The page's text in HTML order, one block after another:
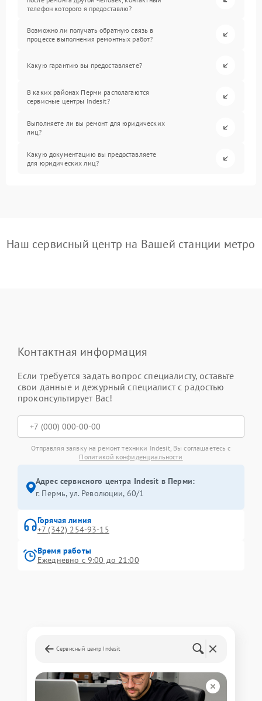
телефон которого я предоставлю?
Возможно ли получать обратную связь в
процессе выполнения ремонтных работ?
Какую гарантию вы предоставляете?
В каких районах Перми располагаются
сервисные центры Indesit?
Выполняете ли вы ремонт для юридических
лиц?
Какую документацию вы предоставляете
для юридических лиц?
Наш сервисный центр на Вашей станции метро
Контактная информация
Если требуется задать вопрос специалисту, оставьте
свои данные и дежурный специалист с радостью
проконсультирует Вас!
Отправляя заявку на ремонт техники Indesit, Вы соглашаетесь с
Политикой конфиденциальности
Адрес сервисного центра Indesit в Перми:
г. Пермь, ул. ​Революции, 60/1
Горячая линия
+7 (342) 254-93-15
Время работы
Ежедневно с 9:00 до 21:00
Сервисный центр Indesit